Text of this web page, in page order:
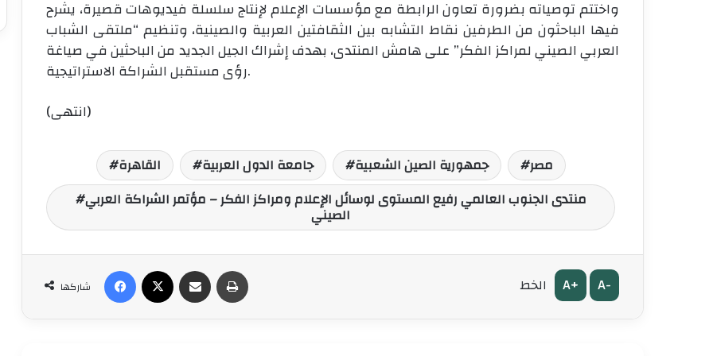
واختتم توصياته بضرورة تعاون الرابطة مع مؤسسات الإعلام لإنتاج سلسلة فيديوهات قصيرة، يشرح
فيها الباحثون من الطرفين نقاط التشابه بين الثقافتين العربية والصينية، وتنظيم “ملتقى الشباب
العربي الصيني لمراكز الفكر” على هامش المنتدى، بهدف إشراك الجيل الجديد من الباحثين في صياغة
رؤى مستقبل الشراكة الاستراتيجية.
(انتهى)
القاهرة جامعة الدول العربية جمهورية الصين الشعبية
مصر
منتدى الجنوب العالمي رفيع المستوى لوسائل الإعلام ومراكز الفكر – مؤتمر الشراكة العربي
الصيني
شاركها الخط A+ A-